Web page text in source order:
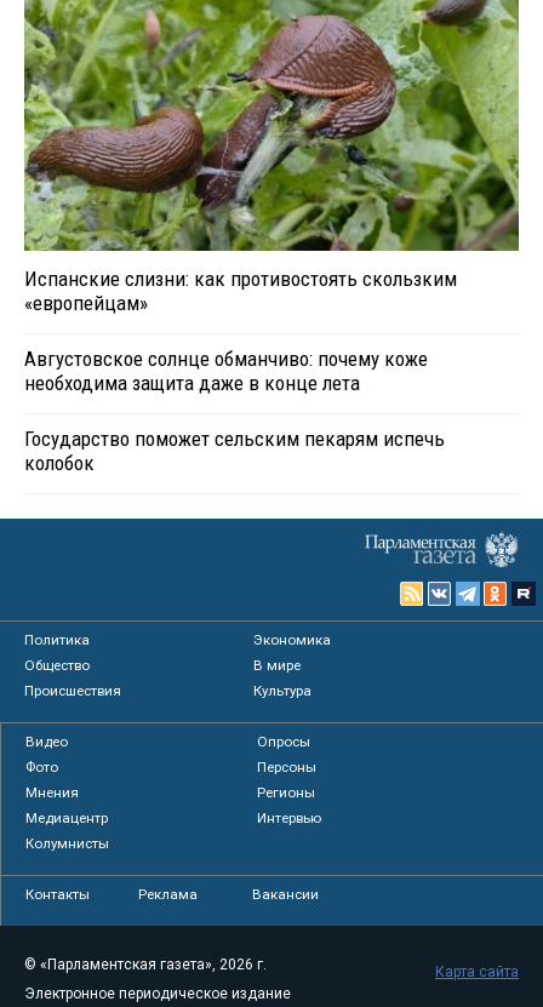
Испанские слизни: как противостоять скользким
«европейцам»
Августовское солнце обманчиво: почему коже
необходима защита даже в конце лета
Государство поможет сельским пекарям испечь
колобок
Политика
Экономика
Общество
В мире
Происшествия
Культура
Видео
Опросы
Фото
Персоны
Мнения
Регионы
Медиацентр
Интервью
Колумнисты
Контакты Реклама Вакансии
© «Парламентская газета», 2026 г.
Электронное периодическое издание
Карта сайта